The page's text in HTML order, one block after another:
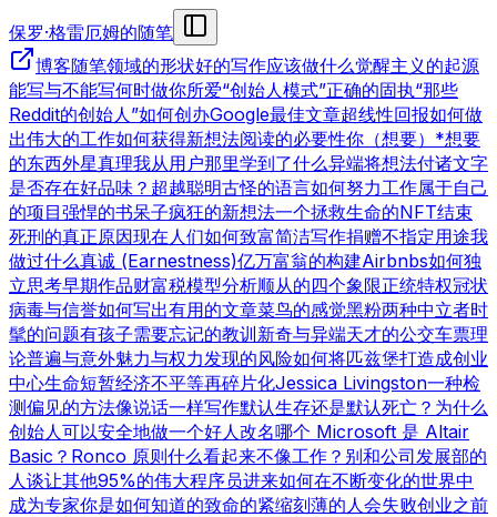
保罗·格雷厄姆的随笔
博客随笔领域的形状好的写作应该做什么觉醒主义的起源
能写与不能写何时做你所爱“创始人模式”正确的固执“那些
Reddit的创始人”如何创办Google最佳文章超线性回报如何做
出伟大的工作如何获得新想法阅读的必要性你（想要）*想要
的东西外星真理我从用户那里学到了什么异端将想法付诸文字
是否存在好品味？ 超越聪明古怪的语言如何努力工作属于自己
的项目强悍的书呆子疯狂的新想法一个拯救生命的NFT结束
死刑的真正原因现在人们如何致富简洁写作捐赠不指定用途我
做过什么真诚 (Earnestness)亿万富翁的构建Airbnbs如何独
立思考早期作品财富税模型分析顺从的四个象限正统特权冠状
病毒与信誉如何写出有用的文章菜鸟的感觉黑粉两种中立者时
髦的问题有孩子需要忘记的教训 新奇与异端天才的公交车票理
论普遍与意外魅力与权力发现的风险如何将匹兹堡打造成创业
中心生命短暂经济不平等再碎片化Jessica Livingston一种检
测偏见的方法像说话一样写作默认生存还是默认死亡？ 为什么
创始人可以安全地做一个好人改名哪个 Microsoft 是 Altair
Basic？ Ronco 原则什么看起来不像工作？ 别和公司发展部的
人谈让其他95%的伟大程序员进来如何在不断变化的世界中
成为专家你是如何知道的致命的紧缩刻薄的人会失败创业之前